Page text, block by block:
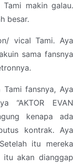
makin galau.
besar.
vical Tami. Aya
sama fansnya
fansnya, Aya
“AKTOR EVAN
kenapa ada
kontrak. Aya
itu mereka
itu akan dianggap